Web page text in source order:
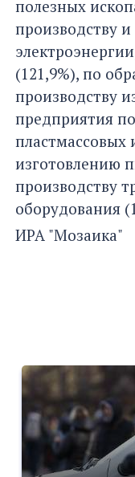
полезных
производству
(121,9%), по
производству
предприятия
пластмассовых
изготовлению
производству
оборудования
ИРА "Мозаика"